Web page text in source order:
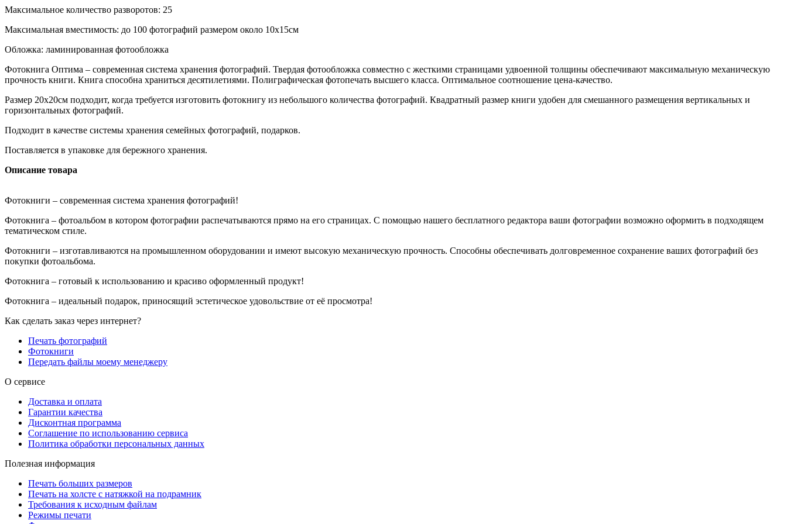
Максимальное количество разворотов: 25
Максимальная вместимость: до 100 фотографий размером около 10х15см
Обложка: ламинированная фотообложка
Фотокнига Оптима – современная система хранения фотографий. Твердая фотообложка совместно с жесткими страницами удвоенной толщины обеспечивают максимальную механическую
прочность книги. Книга способна храниться десятилетиями. Полиграфическая фотопечать высшего класса. Оптимальное соотношение цена-качество.
Размер 20х20см подходит, когда требуется изготовить фотокнигу из небольшого количества фотографий. Квадратный размер книги удобен для смешанного размещения вертикальных и
горизонтальных фотографий.
Подходит в качестве системы хранения семейных фотографий, подарков.
Поставляется в упаковке для бережного хранения.
Описание товара
Фотокниги – современная система хранения фотографий!
Фотокнига – фотоальбом в котором фотографии распечатываются прямо на его страницах. С помощью нашего бесплатного редактора ваши фотографии возможно оформить в подходящем
тематическом стиле.
Фотокниги – изготавливаются на промышленном оборудовании и имеют высокую механическую прочность. Способны обеспечивать долговременное сохранение ваших фотографий без
покупки фотоальбома.
Фотокнига – готовый к использованию и красиво оформленный продукт!
Фотокнига – идеальный подарок, приносящий эстетическое удовольствие от её просмотра!
Как сделать заказ через интернет?
Печать фотографий
Фотокниги
Передать файлы моему менеджеру
О сервисе
Доставка и оплата
Гарантии качества
Дисконтная программа
Соглашение по использованию сервиса
Политика обработки персональных данных
Полезная информация
Печать больших размеров
Печать на холсте c натяжкой на подрамник
Требования к исходным файлам
Режимы печати